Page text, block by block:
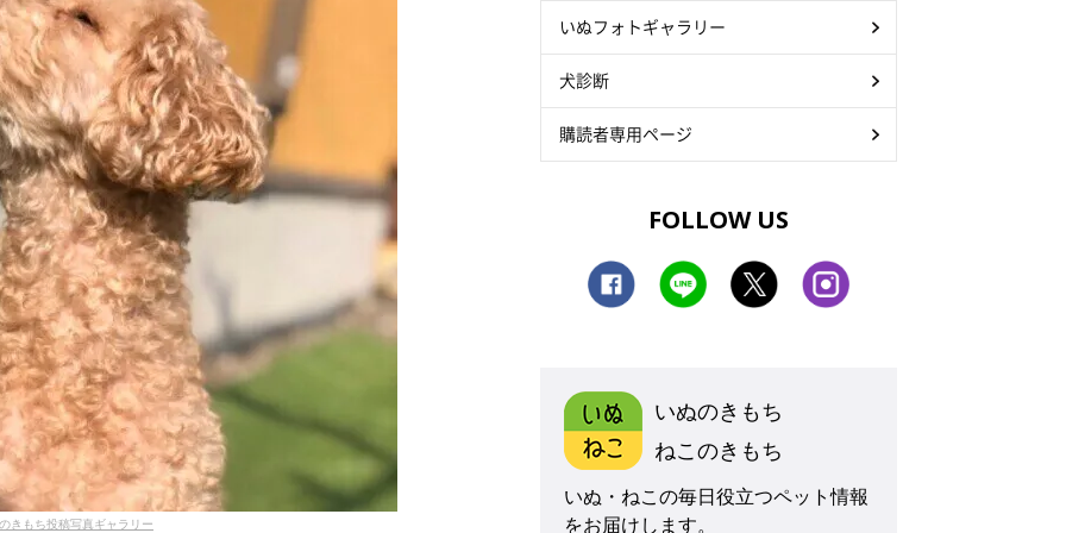
きもち投稿写真ギャラリー
いぬフォトギャラリー
犬診断
購読者専用ページ
FOLLOW US
いぬのきもち
ねこのきもち
いぬ・ねこの毎日役立つペット情報
をお届けします。